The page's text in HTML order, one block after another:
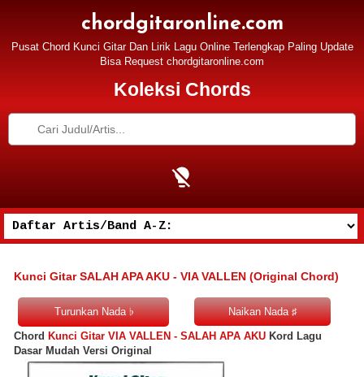
chordgitaronline.com
Pusat Chord Kunci Gitar Dan Lirik Lagu Online Terlengkap Paling Update
Bisa Request chordgitaronline.com
Koleksi Chords
Kunci Gitar SALAH APA AKU - VIA VALLEN (Original Chord)
Chord Kunci Gitar VIA VALLEN - SALAH APA AKU Kord Lagu
Dasar Mudah Versi Original